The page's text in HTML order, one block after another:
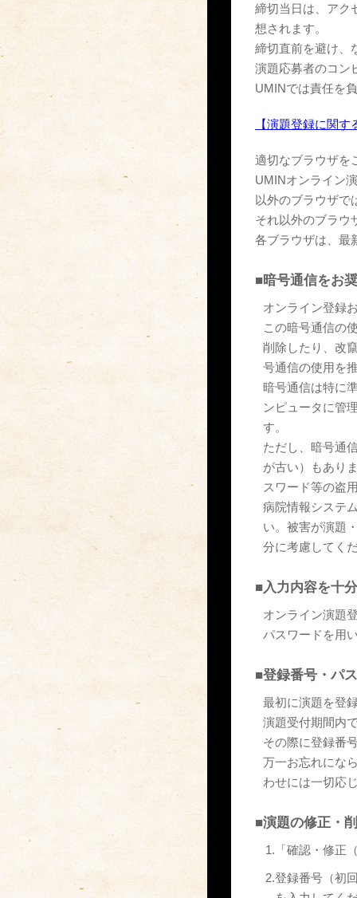
締切当日は、アク
想されます。
締切直前を避け、
演題応募者のコン
UMINでは責任を
【演題登録に関す
適切なブラウザを
UMINオンライン
以外のブラウザで
それ以外のブラウ
各ブラウザは、最
■暗号通信をお
オンライン登録
この暗号通信の
削除したり、改
号通信の使用を
暗号通信は特に
ンピュータに管
す。
ただし、暗号通
が古い）もあり
スワード等の盗
病院情報システ
い。被害が演題
分に考慮してく
■入力内容を十
オンライン演題
パスワードを用
■登録番号・パ
最初に演題を登
演題受付期間内
その際に登録番
万一お忘れにな
わせには一切応
■演題の修正・
1. 「確認・修正
2.登録番号（初